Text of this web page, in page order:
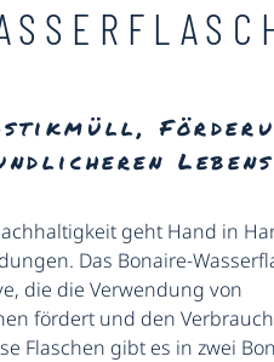
geht Hand in
Das Bonaire-
die die Verwendung von
fördert und den
Flaschen gibt es in zwei